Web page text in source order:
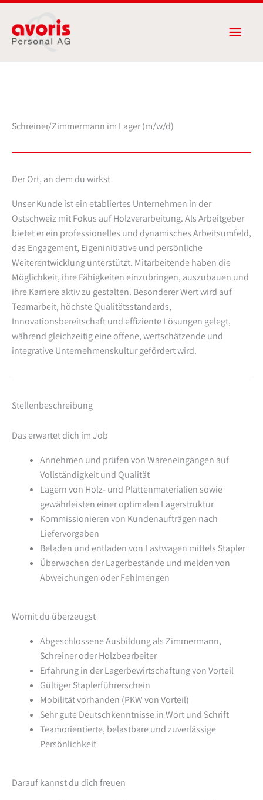
Inhalt
springen
Schreiner/Zimmermann im Lager (m/w/d)
Der Ort, an dem du wirkst
Unser Kunde ist ein etabliertes Unternehmen in der
Ostschweiz mit Fokus auf Holzverarbeitung. Als Arbeitgeber
bietet er ein professionelles und dynamisches Arbeitsumfeld,
das Engagement, Eigeninitiative und persönliche
Weiterentwicklung unterstützt. Mitarbeitende haben die
Möglichkeit, ihre Fähigkeiten einzubringen, auszubauen und
ihre Karriere aktiv zu gestalten. Besonderer Wert wird auf
Teamarbeit, höchste Qualitätsstandards,
Innovationsbereitschaft und effiziente Lösungen gelegt,
während gleichzeitig eine offene, wertschätzende und
integrative Unternehmenskultur gefördert wird.
Stellenbeschreibung
Das erwartet dich im Job
Annehmen und prüfen von Wareneingängen auf
Vollständigkeit und Qualität
Lagern von Holz- und Plattenmaterialien sowie
gewährleisten einer optimalen Lagerstruktur
Kommissionieren von Kundenaufträgen nach
Liefervorgaben
Beladen und entladen von Lastwagen mittels Stapler
Überwachen der Lagerbestände und melden von
Abweichungen oder Fehlmengen
Womit du überzeugst
Abgeschlossene Ausbildung als Zimmermann,
Schreiner oder Holzbearbeiter
Erfahrung in der Lagerbewirtschaftung von Vorteil
Gültiger Staplerführerschein
Mobilität vorhanden (PKW von Vorteil)
Sehr gute Deutschkenntnisse in Wort und Schrift
Teamorientierte, belastbare und zuverlässige
Persönlichkeit
Darauf kannst du dich freuen